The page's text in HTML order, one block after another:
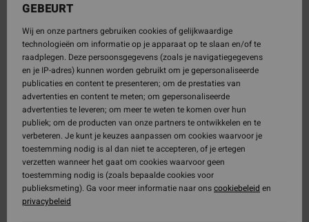
GEBEURT
Wij en onze partners gebruiken cookies of gelijkwaardige
technologieën om informatie op je apparaat op te slaan en/of te
raadplegen. Deze persoonsgegevens (zoals je navigatiegegevens
en je IP-adres) kunnen worden gebruikt om je gepersonaliseerde
publicaties en content te presenteren; om de prestaties van
advertenties en content te meten; om gepersonaliseerde
advertenties te leveren; om meer te weten te komen over hun
publiek; om de producten van onze partners te ontwikkelen en te
verbeteren. Je kunt je keuzes aanpassen om cookies waarvoor je
toestemming nodig is al dan niet te accepteren, of je ertegen
verzetten wanneer het gaat om cookies waarvoor geen
toestemming nodig is (zoals bepaalde cookies voor
publieksmeting). Ga voor meer informatie naar onscookiebeleid en
privacybeleid